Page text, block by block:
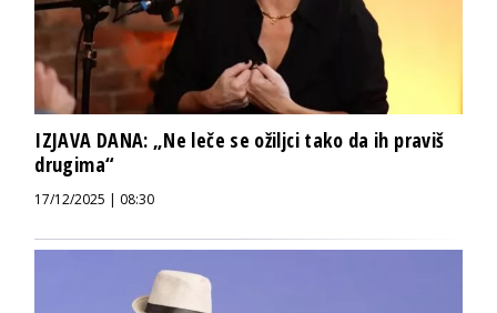
IZJAVA DANA: „Ne leče se ožiljci tako da ih praviš
drugima“
17/12/2025 | 08:30